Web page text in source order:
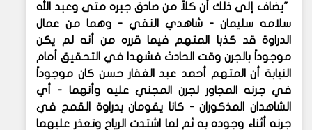
"يضاف إلى ذلك أن كلاً من صادق جبره متى وعبد الله
سلامه سليمان - شاهدي النفي - وهما من عمال
الدراوة قد كذبا المتهم فيما قرره من أنه لم يكن
موجوداً بالجرن وقت الحادث فشهدا في التحقيق أمام
النيابة أن المتهم أحمد عبد الغفار حسن كان موجوداً
في جرنه المجاور لجرن المجني عليه وأنهما - أي
الشاهدان المذكوران - كانا يقومان بدراوة القمح في
جرنه أثناء وجوده به ثم لما اشتدت الرياح وتعذر عليهما